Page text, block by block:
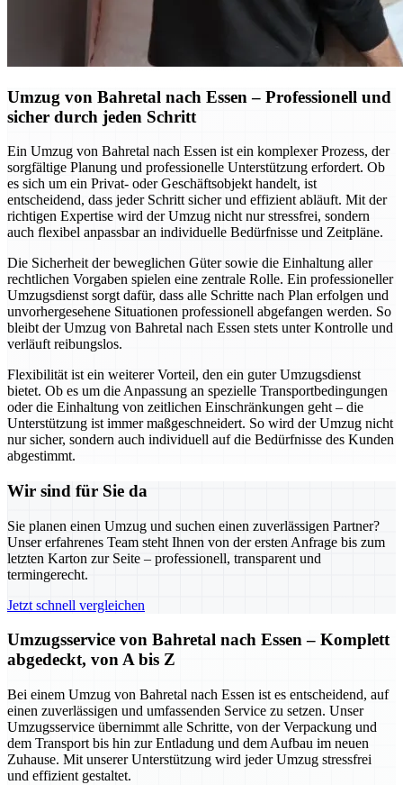
Umzug von Bahretal nach Essen – Professionell und
sicher durch jeden Schritt
Ein Umzug von Bahretal nach Essen ist ein komplexer Prozess, der
sorgfältige Planung und professionelle Unterstützung erfordert. Ob
es sich um ein Privat- oder Geschäftsobjekt handelt, ist
entscheidend, dass jeder Schritt sicher und effizient abläuft. Mit der
richtigen Expertise wird der Umzug nicht nur stressfrei, sondern
auch flexibel anpassbar an individuelle Bedürfnisse und Zeitpläne.
Die Sicherheit der beweglichen Güter sowie die Einhaltung aller
rechtlichen Vorgaben spielen eine zentrale Rolle. Ein professioneller
Umzugsdienst sorgt dafür, dass alle Schritte nach Plan erfolgen und
unvorhergesehene Situationen professionell abgefangen werden. So
bleibt der Umzug von Bahretal nach Essen stets unter Kontrolle und
verläuft reibungslos.
Flexibilität ist ein weiterer Vorteil, den ein guter Umzugsdienst
bietet. Ob es um die Anpassung an spezielle Transportbedingungen
oder die Einhaltung von zeitlichen Einschränkungen geht – die
Unterstützung ist immer maßgeschneidert. So wird der Umzug nicht
nur sicher, sondern auch individuell auf die Bedürfnisse des Kunden
abgestimmt.
Wir sind für Sie da
Sie planen einen Umzug und suchen einen zuverlässigen Partner?
Unser erfahrenes Team steht Ihnen von der ersten Anfrage bis zum
letzten Karton zur Seite – professionell, transparent und
termingerecht.
Jetzt schnell vergleichen
Umzugsservice von Bahretal nach Essen – Komplett
abgedeckt, von A bis Z
Bei einem Umzug von Bahretal nach Essen ist es entscheidend, auf
einen zuverlässigen und umfassenden Service zu setzen. Unser
Umzugsservice übernimmt alle Schritte, von der Verpackung und
dem Transport bis hin zur Entladung und dem Aufbau im neuen
Zuhause. Mit unserer Unterstützung wird jeder Umzug stressfrei
und effizient gestaltet.